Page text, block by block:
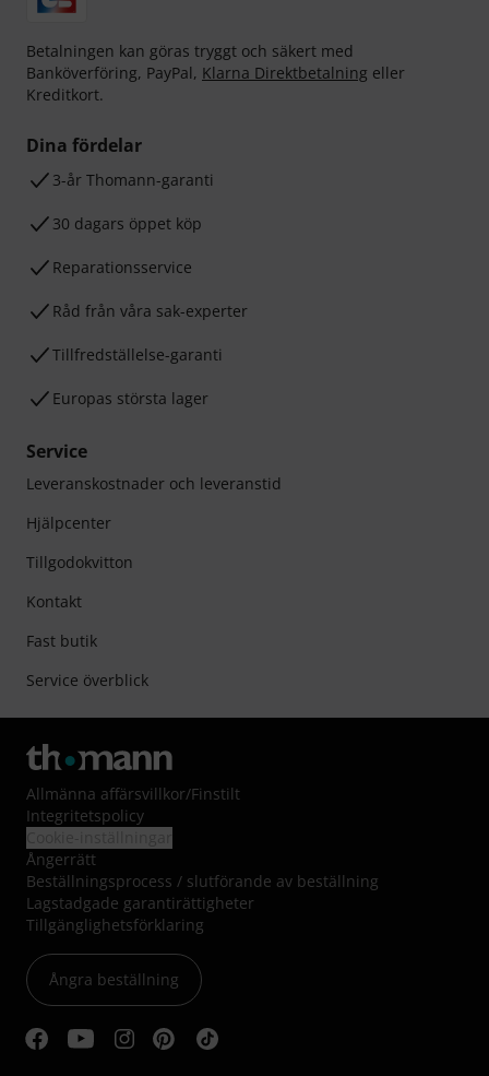
Betalningen kan göras tryggt och säkert med
Banköverföring, PayPal, Klarna Direktbetalning eller
Kreditkort.
Dina fördelar
3-år Thomann-garanti
30 dagars öppet köp
Reparationsservice
Råd från våra sak-experter
Tillfredställelse-garanti
Europas största lager
Service
Leveranskostnader och leveranstid
Hjälpcenter
Tillgodokvitton
Kontakt
Fast butik
Service överblick
Allmänna affärsvillkor/Finstilt
Integritetspolicy
Ångerrätt
Beställningsprocess / slutförande av beställning
Lagstadgade garantirättigheter
Tillgänglighetsförklaring
Ångra beställning